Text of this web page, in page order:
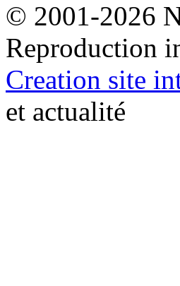
© 2001-2026
Reproduction
Creation site
et actualité